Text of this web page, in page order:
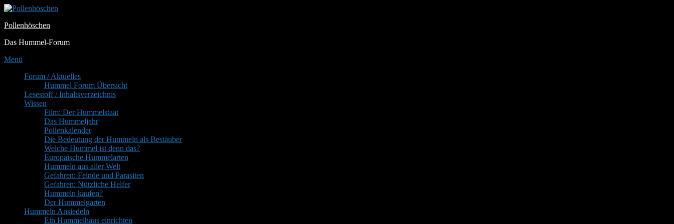
Zum
springen
Pollenhöschen
Das Hummel-Forum
Menü
PrimäresForum / Aktuelles
Hummel Forum Übersicht
Lesestoff / Inhaltsverzeichnis
Wissen
Film: Der Hummelstaat
Das Hummeljahr
Pollenkalender
Die Bedeutung der Hummeln als Bestäuber
Welche Hummel ist denn das?
Europäische Hummelarten
Hummeln aus aller Welt
Gefahren: Feinde und Parasiten
Gefahren: Nützliche Helfer
Hummeln kaufen?
Der Hummelgarten
Hummeln Ansiedeln
Ein Hummelhaus einrichten